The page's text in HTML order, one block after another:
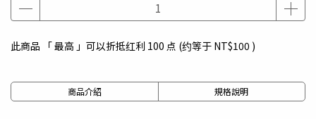
此商品 「 最高 」可以折抵红利 100 点 (约等于 NT$100 )
商品介紹 規格說明